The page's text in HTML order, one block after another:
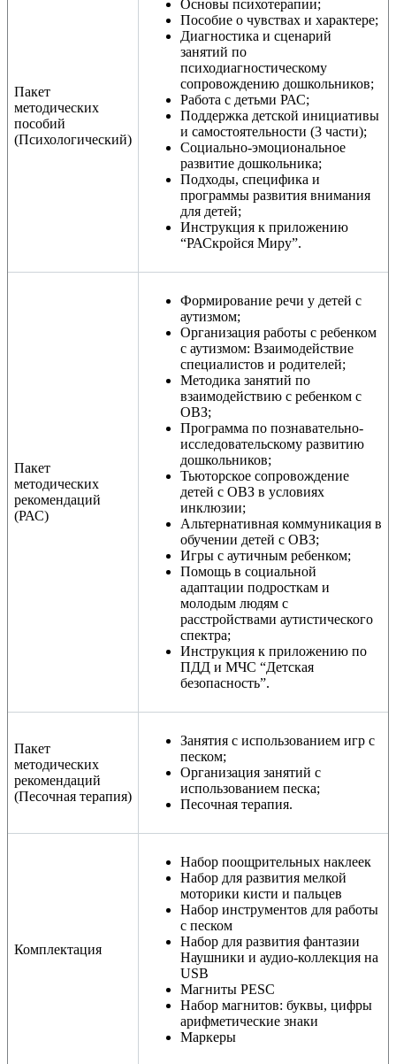
Пакет
методических
пособий
(Психологический)
Основы психотерапии;
Пособие о чувствах и характере;
Диагностика и сценарий
занятий по
психодиагностическому
сопровождению дошкольников;
Работа с детьми РАС;
Поддержка детской инициативы
и самостоятельности (3 части);
Социально-эмоциональное
развитие дошкольника;
Подходы, специфика и
программы развития внимания
для детей;
Инструкция к приложению
“РАСкройся Миру”.
Пакет
методических
рекомендаций
(РАС)
Формирование речи у детей с
аутизмом;
Организация работы с ребенком
с аутизмом: Взаимодействие
специалистов и родителей;
Методика занятий по
взаимодействию с ребенком с
ОВЗ;
Программа по познавательно-
исследовательскому развитию
дошкольников;
Тьюторское сопровождение
детей с ОВЗ в условиях
инклюзии;
Альтернативная коммуникация в
обучении детей с ОВЗ;
Игры с аутичным ребенком;
Помощь в социальной
адаптации подросткам и
молодым людям с
расстройствами аутистического
спектра;
Инструкция к приложению по
ПДД и МЧС “Детская
безопасность”.
Пакет
методических
рекомендаций
(Песочная терапия)
Занятия с использованием игр с
песком;
Организация занятий с
использованием песка;
Песочная терапия.
Комплектация
Набор поощрительных наклеек
Набор для развития мелкой
моторики кисти и пальцев
Набор инструментов для работы
с песком
Набор для развития фантазии
Наушники и аудио-коллекция на
USB
Магниты PESC
Набор магнитов: буквы, цифры
арифметические знаки
Маркеры